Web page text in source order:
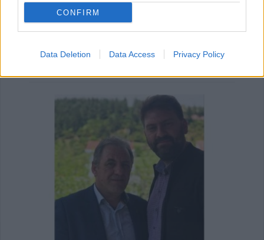
CONFIRM
Data Deletion Data Access Privacy Policy
Υγεία: Ο θόρυβος των δρόμων αυξάνει τον
21 Ιουλίου 2026, 10:18